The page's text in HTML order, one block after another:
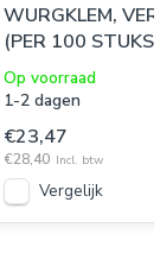
WURGKLEM,
(PER 100 STUKS)
Op voorraad
1-2 dagen
€23,47
€28,40 Incl. btw
Vergelijk